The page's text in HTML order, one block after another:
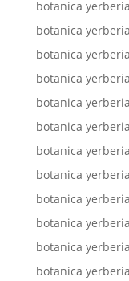
botanica
botanica
botanica
botanica
botanica
botanica
botanica
botanica
botanica
botanica
botanica
botanica